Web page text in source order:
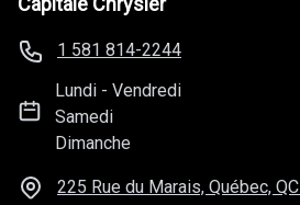
1 581 814-2244
Lundi -Vendredi
Samedi
Dimanche
225 Rue du Marais, Québec, QC